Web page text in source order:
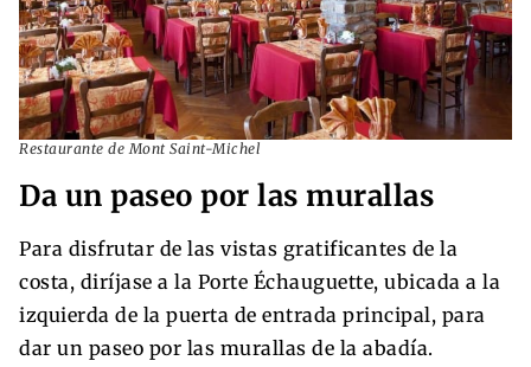
Restaurante de Mont Saint-Michel
Da un paseo por las murallas
Para disfrutar de las vistas gratificantes de la
costa, diríjase a la Porte Échauguette, ubicada a la
izquierda de la puerta de entrada principal, para
dar un paseo por las murallas de la abadía.